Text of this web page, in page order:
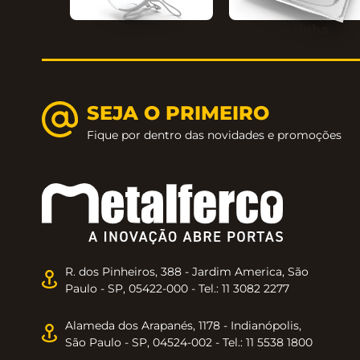
SEJA O PRIMEIRO
Fique por dentro das novidades e promoções
R. dos Pinheiros, 388 - Jardim America, São
Paulo - SP, 05422-000 - Tel.: 11 3082 2277
Alameda dos Arapanés, 1178 - Indianópolis,
São Paulo - SP, 04524-002 - Tel.: 11 5538 1800